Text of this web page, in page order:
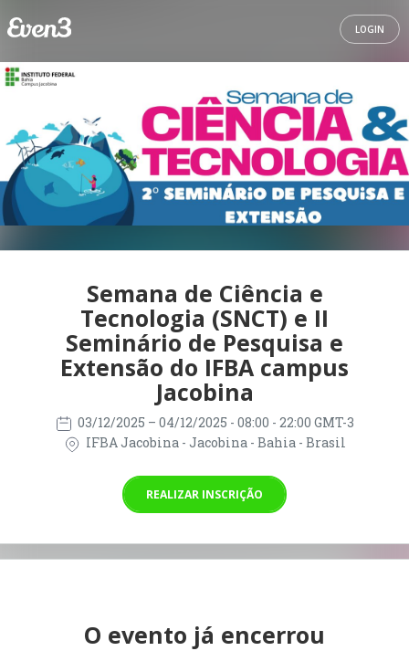
LOGIN
Semana de Ciência e
Tecnologia (SNCT) e II
Seminário de Pesquisa e
Extensão do IFBA campus
Jacobina
03/12/2025 – 04/12/2025 - 08:00 - 22:00 GMT-3
IFBA Jacobina - Jacobina - Bahia - Brasil
REALIZAR INSCRIÇÃO
O evento já encerrou